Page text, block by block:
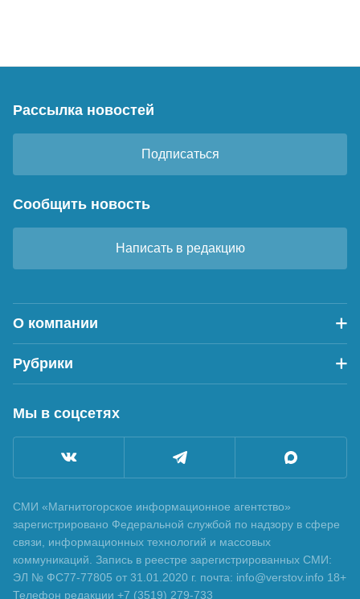
Рассылка новостей
Подписаться
Сообщить новость
Написать в редакцию
О компании
Рубрики
Мы в соцсетях
СМИ «Магнитогорское информационное агентство»
зарегистрировано Федеральной службой по надзору в сфере
связи, информационных технологий и массовых
коммуникаций. Запись в реестре зарегистрированных СМИ:
ЭЛ № ФС77-77805 от 31.01.2020 г. почта: info@verstov.info 18+
Телефон редакции +7 (3519) 279-733